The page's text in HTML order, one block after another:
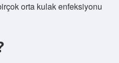
orta kulak enfeksiyonu